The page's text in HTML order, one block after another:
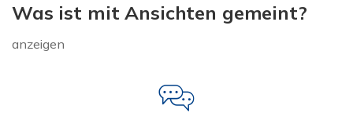
Was ist mit Ansichten gemeint?
anzeigen